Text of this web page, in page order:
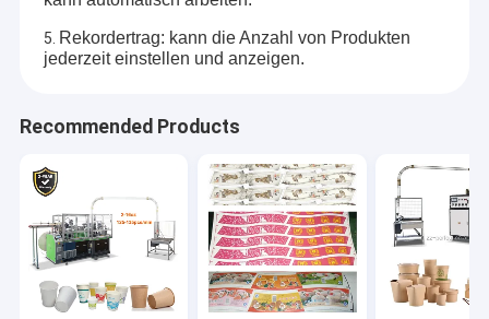
5. Rekordertrag: kann die Anzahl von Produkten
jederzeit einstellen und anzeigen.
Recommended Products